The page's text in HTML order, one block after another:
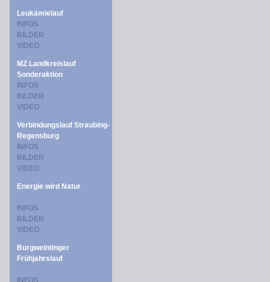
Leukämielauf
INFOS
BILDER
VIDEO
MZ Landkreislauf
Sonderaktion
INFOS
BILDER
VIDEO
Verbindungslauf Straubing-
Regensburg
INFOS
BILDER
VIDEO
Energie wird Natur
INFOS
BILDER
VIDEO
Burgweintinger
Frühjahrslauf
INFOS